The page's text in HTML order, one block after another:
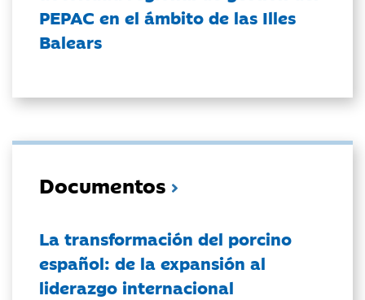
PEPAC en el ámbito de las Illes
Balears
Documentos
La transformación del porcino
español: de la expansión al
liderazgo internacional